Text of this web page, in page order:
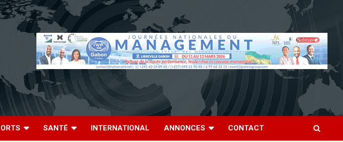
SANTÉ INTERNATIONAL ANNONCES CONTACT